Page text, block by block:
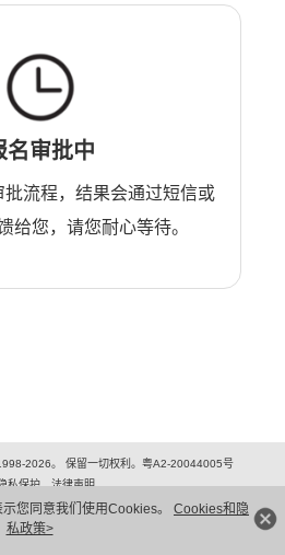
您同意我们使用Cookies。 Cookies和隐
私政策>
名审批中
流程，结果会通过短信或
给您，请您耐心等待。
2026。 保留一切权利。粤A2-20044005号
私保护
法律声明